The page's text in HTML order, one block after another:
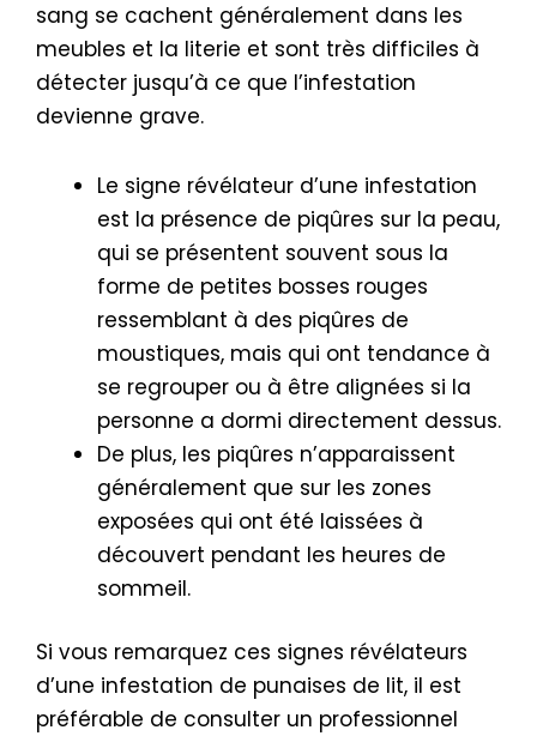
sang se cachent généralement dans les
meubles et la literie et sont très difficiles à
détecter jusqu’à ce que l’infestation
devienne grave.
Le signe révélateur d’une infestation
est la présence de piqûres sur la peau,
qui se présentent souvent sous la
forme de petites bosses rouges
ressemblant à des piqûres de
moustiques, mais qui ont tendance à
se regrouper ou à être alignées si la
personne a dormi directement dessus.
De plus, les piqûres n’apparaissent
généralement que sur les zones
exposées qui ont été laissées à
découvert pendant les heures de
sommeil.
Si vous remarquez ces signes révélateurs
d’une infestation de punaises de lit, il est
préférable de consulter un professionnel